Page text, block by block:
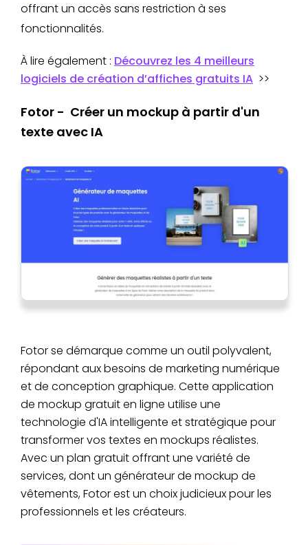
offrant un accès sans restriction à ses
fonctionnalités.
À lire également : Découvrez les 4 meilleurs
logiciels de création d’affiches gratuits IA >>
Fotor - Créer un mockup à partir d'un
texte avec IA
Fotor se démarque comme un outil polyvalent,
répondant aux besoins de marketing numérique
et de conception graphique. Cette application
de mockup gratuit en ligne utilise une
technologie d'IA intelligente et stratégique pour
transformer vos textes en mockups réalistes.
Avec un plan gratuit offrant une variété de
services, dont un générateur de mockup de
vêtements, Fotor est un choix judicieux pour les
professionnels et les créateurs.